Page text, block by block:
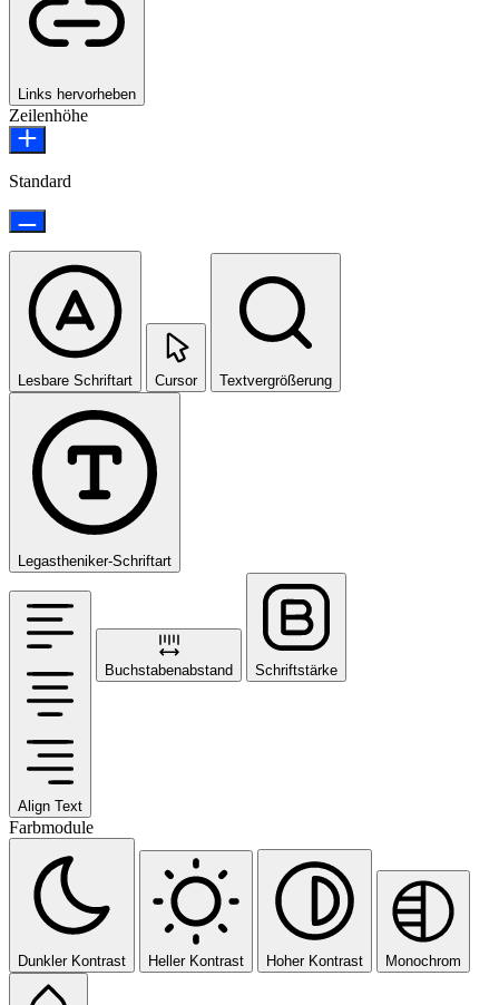
Links hervorheben
Zeilenhöhe
Standard
Lesbare Schriftart Cursor Textvergrößerung
Legastheniker-Schriftart
Align Text
Buchstabenabstand Schriftstärke
Farbmodule
Dunkler Kontrast Heller Kontrast Hoher Kontrast Monochrom